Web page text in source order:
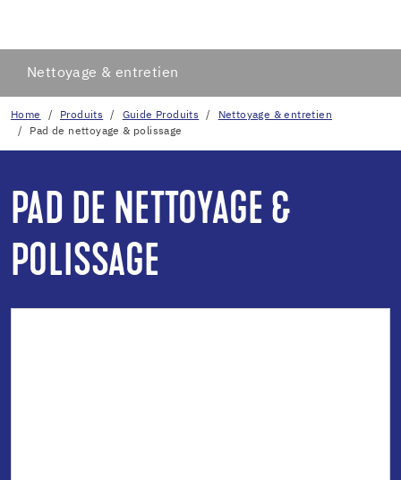
Nettoyage & entretien
Home Produits Guide Produits
Nettoyage & entretien
Pad de nettoyage & polissage
PAD DE NETTOYAGE &
POLISSAGE